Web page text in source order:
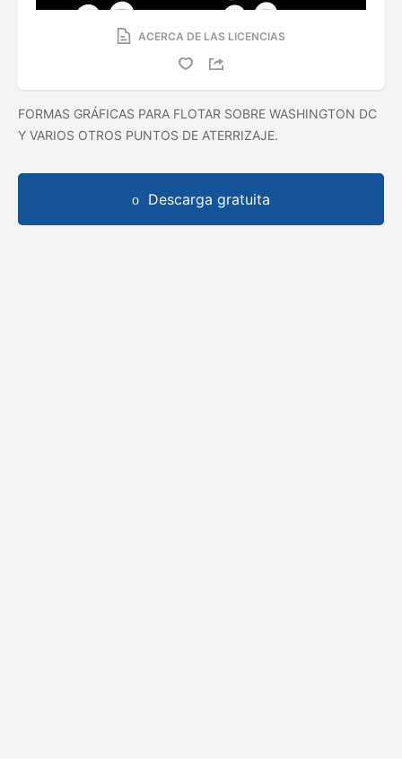
ACERCA DE LAS LICENCIAS
FORMAS GRÁFICAS PARA FLOTAR SOBRE WASHINGTON DC
Y VARIOS OTROS PUNTOS DE ATERRIZAJE.
Descarga gratuita